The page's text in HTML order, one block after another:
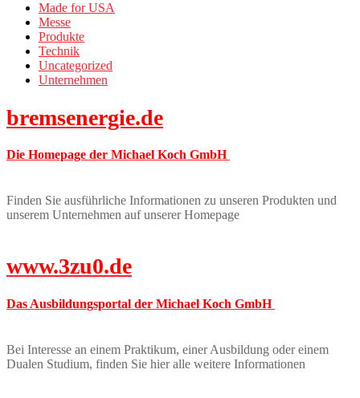
Made for USA
Messe
Produkte
Technik
Uncategorized
Unternehmen
bremsenergie.de
Die Homepage der Michael Koch GmbH
Finden Sie ausführliche Informationen zu unseren Produkten und
unserem Unternehmen auf unserer Homepage
www.3zu0.de
Das Ausbildungsportal der Michael Koch GmbH
Bei Interesse an einem Praktikum, einer Ausbildung oder einem
Dualen Studium, finden Sie hier alle weitere Informationen